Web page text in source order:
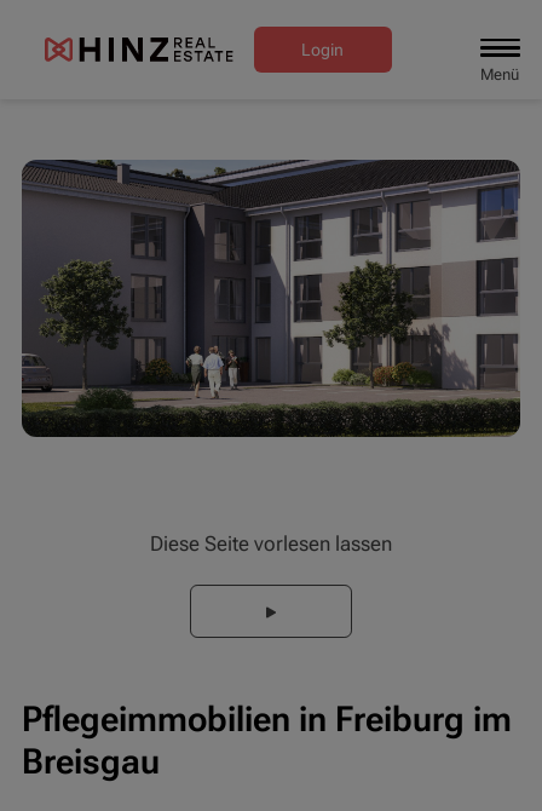
Login
Diese Seite vorlesen lassen
Pflegeimmobilien in Freiburg im
Breisgau